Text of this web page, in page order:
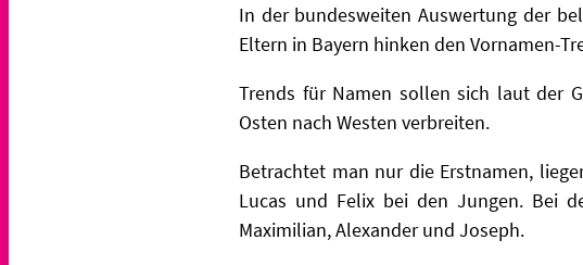
In der bundesweiten Auswertung der
Eltern in Bayern hinken den Vornamen-
Trends für Namen sollen sich laut der
Osten nach Westen verbreiten.
Betrachtet man nur die Erstnamen,
Lucas und Felix bei den Jungen. Bei
Maximilian, Alexander und Joseph.